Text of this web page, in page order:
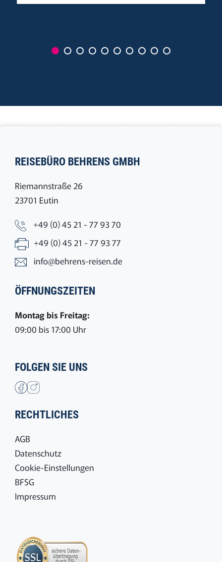
REISEBÜRO BEHRENS GMBH
Riemannstraße 26
23701 Eutin
+49 (0) 45 21 - 77 93 70
+49 (0) 45 21 - 77 93 77
info@behrens-reisen.de
ÖFFNUNGSZEITEN
Montag bis Freitag:
09:00 bis 17:00 Uhr
FOLGEN SIE UNS
RECHTLICHES
AGB
Datenschutz
Cookie-Einstellungen
BFSG
Impressum